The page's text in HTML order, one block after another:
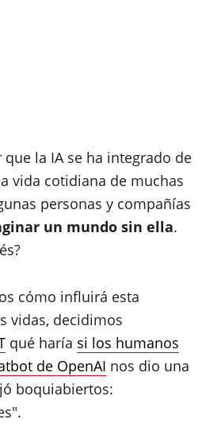
la IA se ha integrado de
vida cotidiana de muchas
personas y compañías
un mundo sin ella.
cómo influirá esta
vidas, decidimos
qué haría si los humanos
de OpenAI nos dio una
boquiabiertos: